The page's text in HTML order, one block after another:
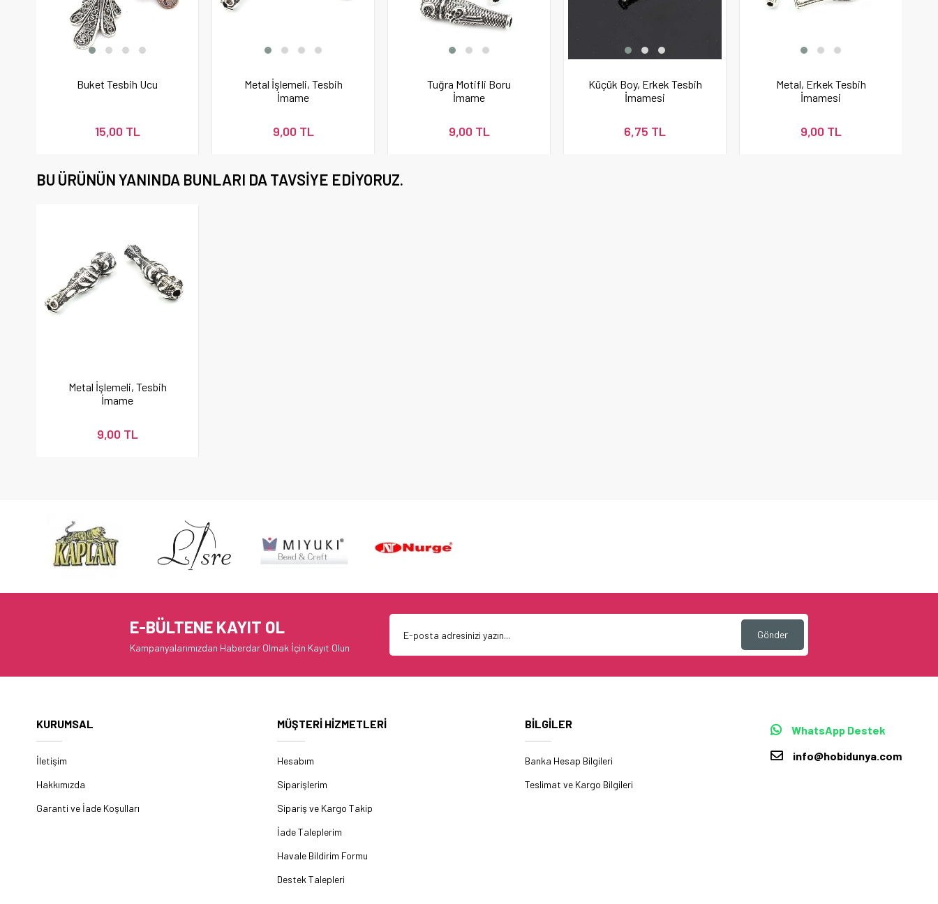
Buket Tesbih Ucu
15,00 TL
Metal İşlemeli, Tesbih
İmame
9,00 TL
Tuğra Motifli Boru
İmame
9,00 TL
Küçük Boy, Erkek Tesbih
İmamesi
6,75 TL
Metal, Erkek Tesbih
İmamesi
9,00 TL
BU ÜRÜNÜN YANINDA BUNLARI DA TAVSIYE EDIYORUZ.
Metal İşlemeli, Tesbih
İmame
9,00 TL
E-BÜLTENE KAYIT OL
Kampanyalarımızdan Haberdar Olmak İçin Kayıt Olun
Gönder
KURUMSAL
İletişim
Hakkımızda
Garanti ve İade Koşulları
MÜŞTERİ HİZMETLERİ
Hesabım
Siparişlerim
Sipariş ve Kargo Takip
İade Taleplerim
Havale Bildirim Formu
Destek Talepleri
BİLGİLER
Banka Hesap Bilgileri
Teslimat ve Kargo Bilgileri
WhatsApp Destek
info@hobidunya.com